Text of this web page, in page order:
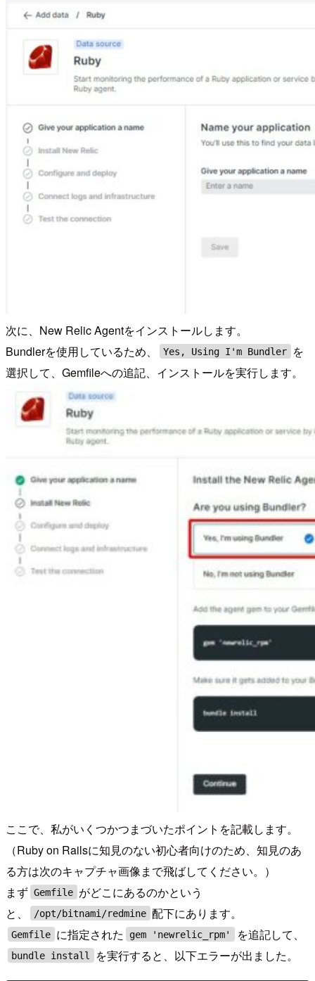
次に、New Relic Agentをインストールします。
Bundlerを使用しているため、
Yes, Using I'm Bundler
を
選択して、Gemfileへの追記、インストールを実行します。
ここで、私がいくつかつまづいたポイントを記載します。
（Ruby on Railsに知見のない初心者向けのため、知見のあ
る方は次のキャプチャ画像まで飛ばしてください。）
まず Gemfile がどこにあるのかという
と、
/opt/bitnami/redmine 配下にあります。
Gemfile に指定された gem 'newrelic_rpm' を追記して、
bundle install を実行すると、以下エラーが出ました。